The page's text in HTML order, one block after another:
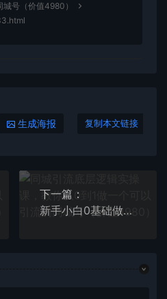
号（价值4980）
生成海报 复制本文链接
下一篇：
新手小白0基础做出万粉公众号，3个月从10人做到4W+粉，业余时间月入10000